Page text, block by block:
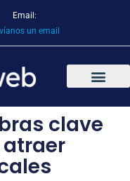
Email:
un email
clave
atraer